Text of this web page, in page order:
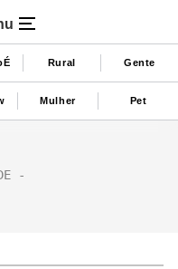
Rural Gente
Mulher Pet